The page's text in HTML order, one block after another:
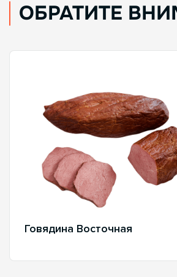
ОБРАТИТЕ
Говядина Восточная